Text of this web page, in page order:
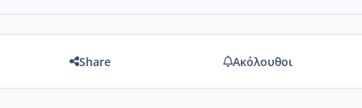
Share Ακόλουθοι